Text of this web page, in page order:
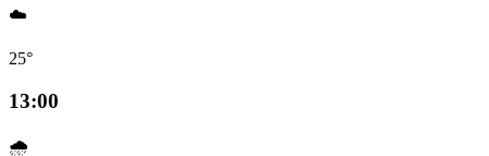
☁️
25°
13:00
🌧️